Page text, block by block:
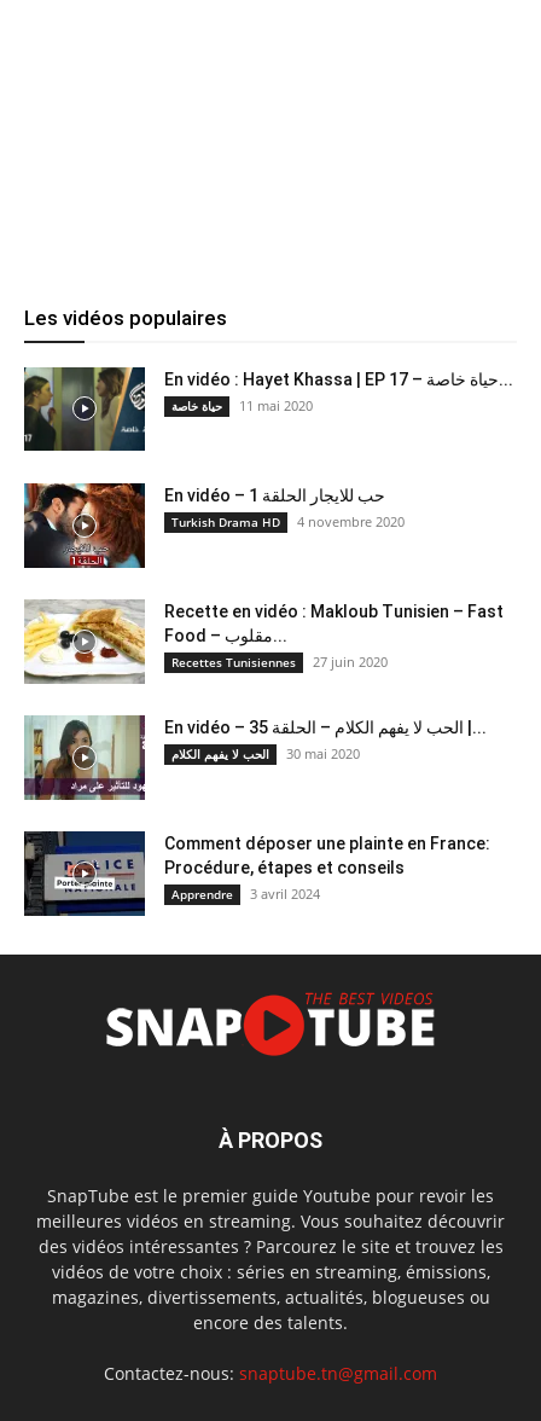
Les vidéos populaires
En vidéo : Hayet Khassa | EP 17 – حياة خاصة...
حياة خاصة 11 mai 2020
En vidéo – حب للايجار الحلقة 1
Turkish Drama HD 4 novembre 2020
Recette en vidéo : Makloub Tunisien – Fast
Food – مقلوب...
Recettes Tunisiennes 27 juin 2020
En vidéo – الحب لا يفهم الكلام – الحلقة 35 |...
الحب لا يفهم الكلام 30 mai 2020
Comment déposer une plainte en France:
Procédure, étapes et conseils
Apprendre 3 avril 2024
À PROPOS
SnapTube est le premier guide Youtube pour revoir les
meilleures vidéos en streaming. Vous souhaitez découvrir
des vidéos intéressantes ? Parcourez le site et trouvez les
vidéos de votre choix : séries en streaming, émissions,
magazines, divertissements, actualités, blogueuses ou
encore des talents.
Contactez-nous: snaptube.tn@gmail.com